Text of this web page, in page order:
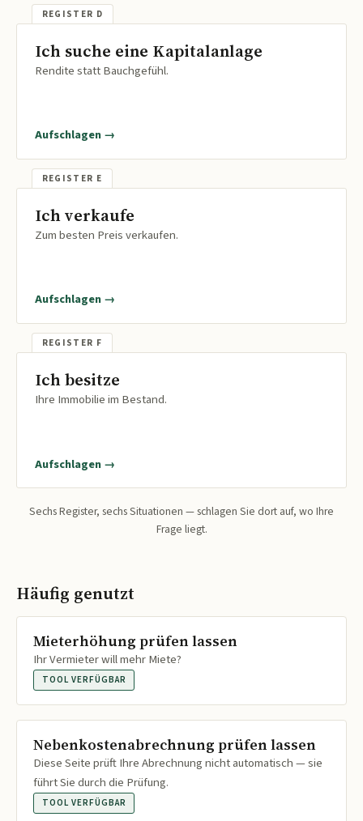
Ich suche eine Kapitalanlage
Rendite statt Bauchgefühl.
Aufschlagen →
Ich verkaufe
Zum besten Preis verkaufen.
Aufschlagen →
Ich besitze
Ihre Immobilie im Bestand.
Aufschlagen →
Sechs Register, sechs Situationen — schlagen Sie dort auf, wo Ihre
Frage liegt.
Häufig genutzt
Mieterhöhung prüfen lassen
Ihr Vermieter will mehr Miete?
TOOL VERFÜGBAR
Nebenkostenabrechnung prüfen lassen
Diese Seite prüft Ihre Abrechnung nicht automatisch — sie
führt Sie durch die Prüfung.
TOOL VERFÜGBAR